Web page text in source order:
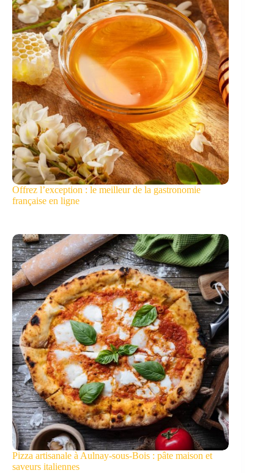
Offrez l’exception : le meilleur de la gastronomie
française en ligne
Pizza artisanale à Aulnay-sous-Bois : pâte maison et
saveurs italiennes